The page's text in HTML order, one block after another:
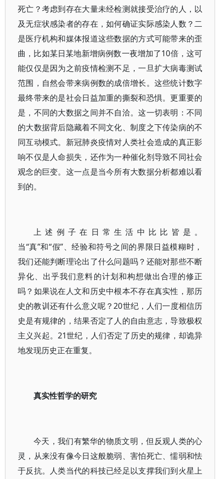
死亡？考虑到存在大量未经检测就接受治疗的人，以
及无症状感染者的存在，如何确证实际感染人数？二
是医疗机构和媒体报道这些数据的方式可能带来的歪
曲，比如某日某地新增病例数一夜增加了10倍，这可
能仅仅是因为之前疫情检测不足，一旦扩大病毒测试
范围，自然会带来病例数的成倍增长。这些统计数字
最终带来的是社会日益加重的撕裂和恐惧。更重要的
是，不同的大数据之间并不自洽。这一切表明：不同
的大数据背后隐藏着不同文化、制度之下传染病的不
同互动模式。新冠肺炎疫情对人类社会造成的真正影
响不仅是人命损失，还作为一种催化剂导致不同社会
观念的巨变。这一点是当今所有大数据分析都难以看
到的。
上述例子在日常生活中比比皆是。
当“真”和“假”、经验和符号之间的界限日益模糊时，
我们还能判断理论出了什么问题吗？还能对那些不断
异化、出乎我们意料的计划和构想做出合理的修正
吗？如果说在人文和历史中根本不存在真实性，那历
史的教训还有什么意义呢？20世纪，人们一度相信历
史是有规律的，结果否定了人的自由意志，导致极权
主义兴起。21世纪，人们否定了历史的规律，却诡异
地发现历史正在重复。
真实性哲学的研究
今天，我们有繁华的物质文明，但反观人类的心
灵，从来没有像今日这般脆弱、害怕死亡、懦弱和怯
于反抗。人类当代的科技已经足以支撑我们到火星上